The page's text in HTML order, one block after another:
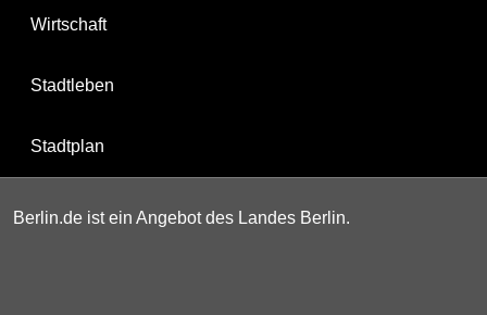
Wirtschaft
Stadtleben
Stadtplan
Berlin.de ist ein Angebot des Landes Berlin.